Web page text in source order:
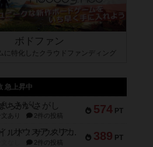
ボドファン
に特化したクラウドファンディング
急上昇中
574 PT
ちがいさがし
文あり 2件の投稿
389 PT
リワイルド：サウスアメリカ
2件の投稿